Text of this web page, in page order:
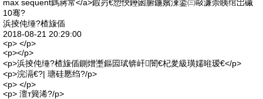
max sequent鎷嶈常</a>鍜岃€愬悏鑸囦腑鍦嬪湅鍌㈢敺濂崇眱绾岀磩
10骞?
浜掕伅缍?楂旇偛
2018-08-21 20:29:00
<p> </p>
<p></p>
<p>浜掕伅缍?楂旇偛鍘熷壍鏂囩珷锛屽闇€杞夎級璜嬬暀瑷€</p>
<p>浣滆€?| 瑭硅憠绉?/p>
<p> </p>
<p> 澶т簨浠?/p>